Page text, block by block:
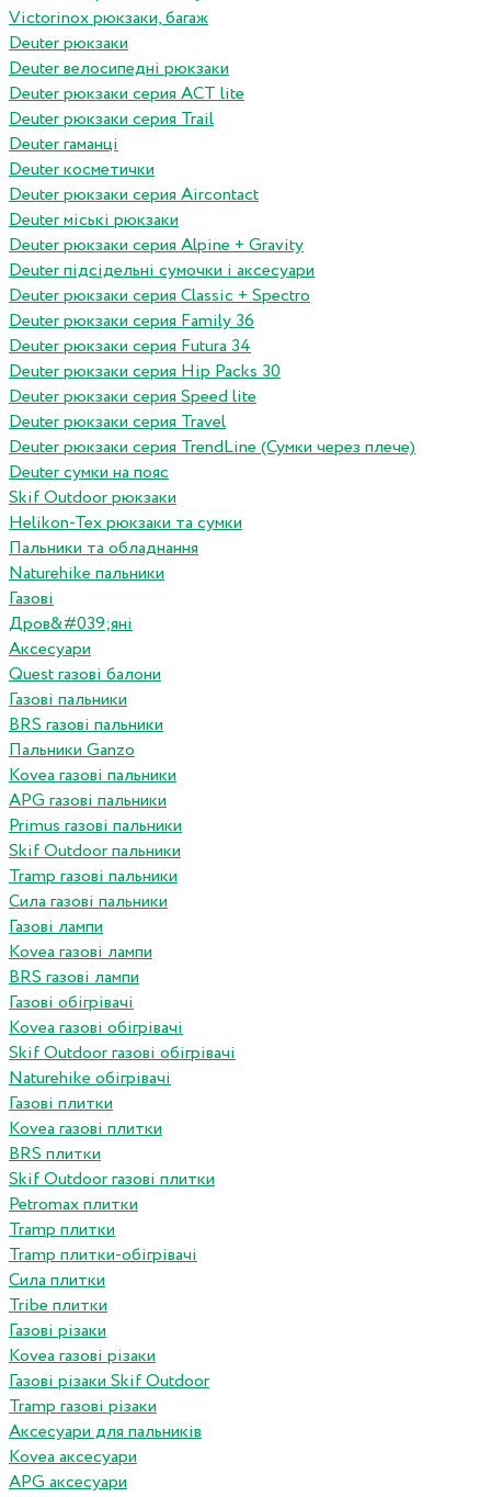
Victorinox рюкзаки, багаж
Deuter рюкзаки
Deuter велосипедні рюкзаки
Deuter рюкзаки серия ACT lite
Deuter рюкзаки серия Trail
Deuter гаманці
Deuter косметички
Deuter рюкзаки серия Aircontact
Deuter міські рюкзаки
Deuter рюкзаки серия Alpine + Gravity
Deuter підсідельні сумочки і аксесуари
Deuter рюкзаки серия Classic + Spectro
Deuter рюкзаки серия Family 36
Deuter рюкзаки серия Futura 34
Deuter рюкзаки серия Hip Packs 30
Deuter рюкзаки серия Speed lite
Deuter рюкзаки серия Travel
Deuter рюкзаки серия TrendLine (Сумки через плече)
Deuter сумки на пояс
Skif Outdoor рюкзаки
Helikon-Tex рюкзаки та сумки
Пальники та обладнання
Naturehike пальники
Газові
Дров&#039;яні
Аксесуари
Quest газові балони
Газові пальники
BRS газові пальники
Пальники Ganzo
Kovea газові пальники
APG газові пальники
Primus газові пальники
Skif Outdoor пальники
Tramp газові пальники
Сила газові пальники
Газові лампи
Kovea газові лампи
BRS газові лампи
Газові обігрівачі
Kovea газові обігрівачі
Skif Outdoor газові обігрівачі
Naturehike обігрівачі
Газові плитки
Kovea газові плитки
BRS плитки
Skif Outdoor газові плитки
Petromax плитки
Tramp плитки
Tramp плитки-обігрівачі
Сила плитки
Tribe плитки
Газові різаки
Kovea газові різаки
Газові різаки Skif Outdoor
Tramp газові різаки
Аксесуари для пальників
Kovea аксесуари
APG аксесуари